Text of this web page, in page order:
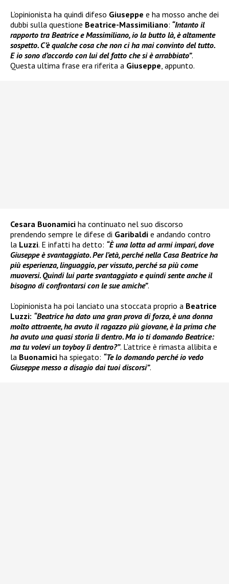
L’opinionista ha quindi difeso Giuseppe e ha mosso anche dei
dubbi sulla questione Beatrice-Massimiliano: “Intanto il
rapporto tra Beatrice e Massimiliano, io la butto là, è altamente
sospetto. C’è qualche cosa che non ci ha mai convinto del tutto.
E io sono d’accordo con lui del fatto che si è arrabbiato”.
Questa ultima frase era riferita a Giuseppe, appunto.
Cesara Buonamici ha continuato nel suo discorso
prendendo sempre le difese di Garibaldi e andando contro
la Luzzi. E infatti ha detto: “È una lotta ad armi impari, dove
Giuseppe è svantaggiato. Per l’età, perché nella Casa Beatrice ha
più esperienza, linguaggio, per vissuto, perché sa più come
muoversi. Quindi lui parte svantaggiato e quindi sente anche il
bisogno di confrontarsi con le sue amiche”.
L’opinionista ha poi lanciato una stoccata proprio a Beatrice
Luzzi: “Beatrice ha dato una gran prova di forza, è una donna
molto attraente, ha avuto il ragazzo più giovane, è la prima che
ha avuto una quasi storia lì dentro. Ma io ti domando Beatrice:
ma tu volevi un toyboy lì dentro?”. L’attrice è rimasta allibita e
la Buonamici ha spiegato: “Te lo domando perché io vedo
Giuseppe messo a disagio dai tuoi discorsi”.